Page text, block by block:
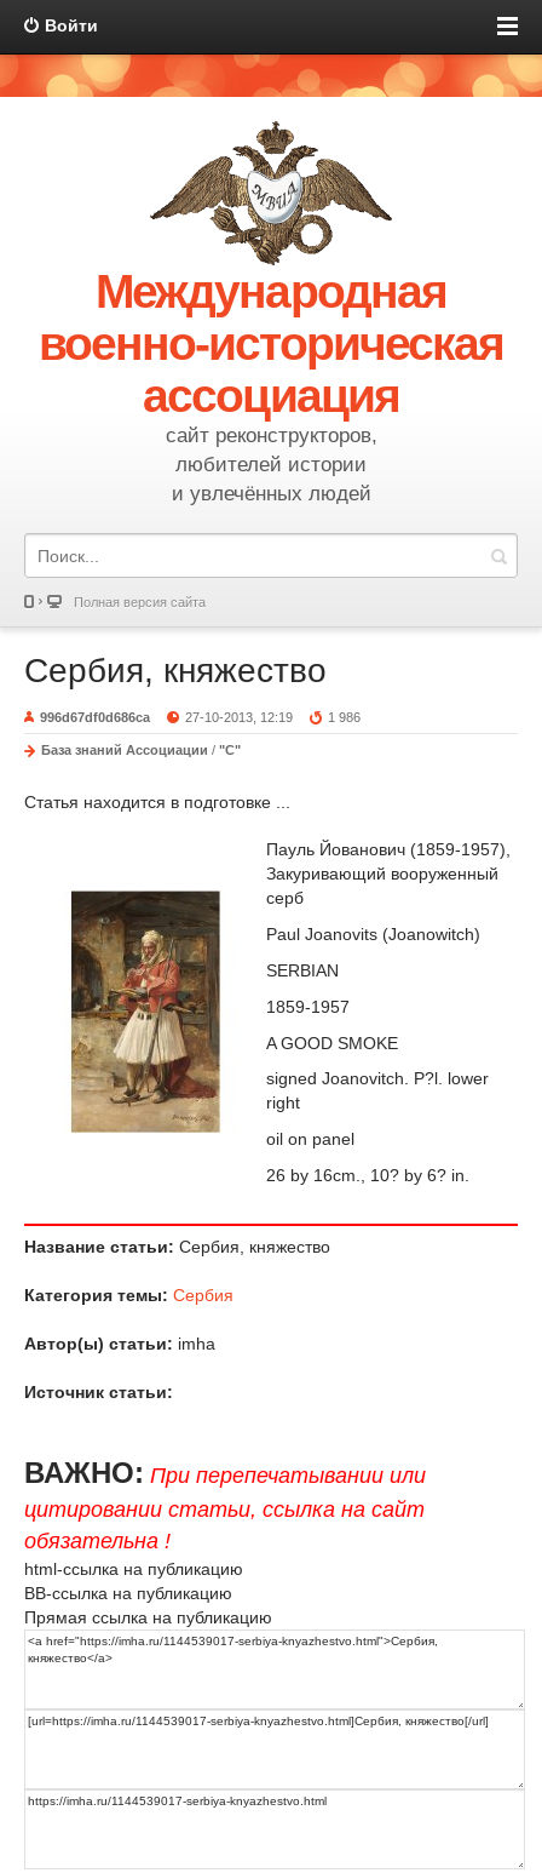
Войти
Международная
военно-историческая
ассоциация
сайт реконструкторов,
любителей истории
и увлечённых людей
Полная версия сайта
Сербия, княжество
996d67df0d686ca 27-10-2013, 12:19 1 986
База знаний Ассоциации / "С"
Статья находится в подготовке ...
Пауль Йованович (1859-1957),
Закуривающий вооруженный
серб
Paul Joanovits (Joanowitch)
SERBIAN
1859-1957
A GOOD SMOKE
signed Joanovitch. P?l. lower
right
oil on panel
26 by 16cm., 10? by 6? in.
Название статьи: Сербия, княжество
Категория темы: Сербия
Автор(ы) статьи: imha
Источник статьи:
ВАЖНО: При перепечатывании или
цитировании статьи, ссылка на сайт
обязательна !
html-ссылка на публикацию
BB-ссылка на публикацию
Прямая ссылка на публикацию